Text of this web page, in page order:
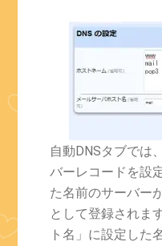
自動DNSタブでは
バーレコードを設
た名前のサーバー
として登録されま
ト名」に設定した